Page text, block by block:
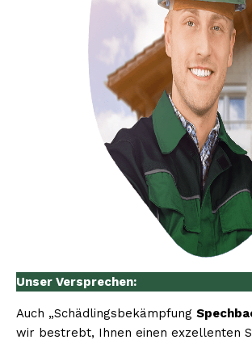
Unser Versprechen:
Auch „Schädlingsbekämpfung
wir bestrebt, Ihnen einen exzellenten